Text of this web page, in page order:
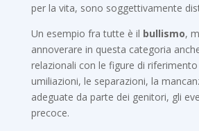
per la vita, sono soggettivamente
Un esempio fra tutte è il bullismo,
annoverare in questa categoria
relazionali con le figure di riferimento
umiliazioni, le separazioni, la
adeguate da parte dei genitori, gli
precoce.